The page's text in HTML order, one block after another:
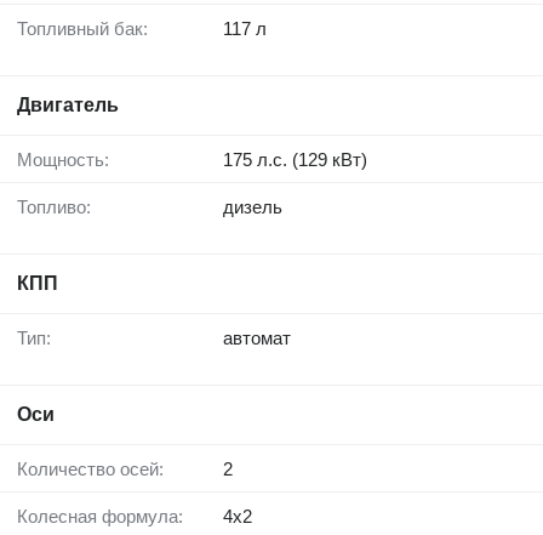
Топливный бак: 117 л
Двигатель
Мощность: 175 л.с. (129 кВт)
Топливо: дизель
КПП
Тип: автомат
Оси
Количество осей: 2
Колесная формула: 4x2